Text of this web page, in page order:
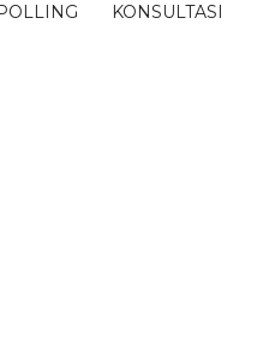
KONSULTASI